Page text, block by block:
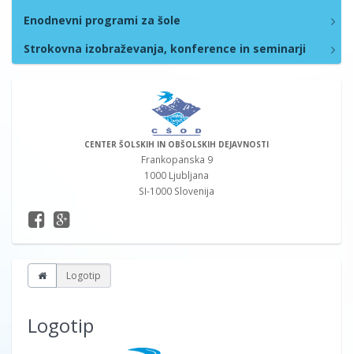
Enodnevni programi za šole
Strokovna izobraževanja, konference in seminarji
CENTER ŠOLSKIH IN OBŠOLSKIH DEJAVNOSTI
Frankopanska 9
1000 Ljubljana
SI-1000 Slovenija
Logotip
Logotip